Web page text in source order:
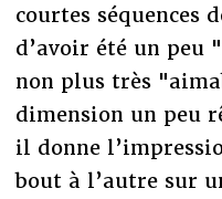
courtes séquences
d’avoir été un peu
non plus très
dimension un peu
il donne
bout à l’autre sur